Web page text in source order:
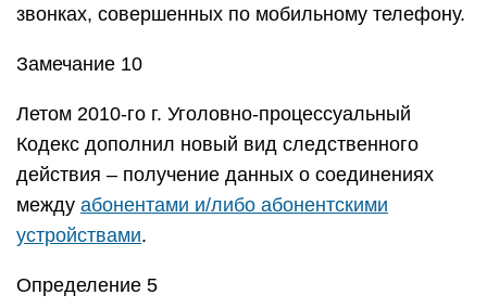
звонках, совершенных по мобильному телефону.
Замечание 10
Летом 2010-го г. Уголовно-процессуальный
Кодекс дополнил новый вид следственного
действия – получение данных о соединениях
между абонентами и/либо абонентскими
устройствами.
Определение 5